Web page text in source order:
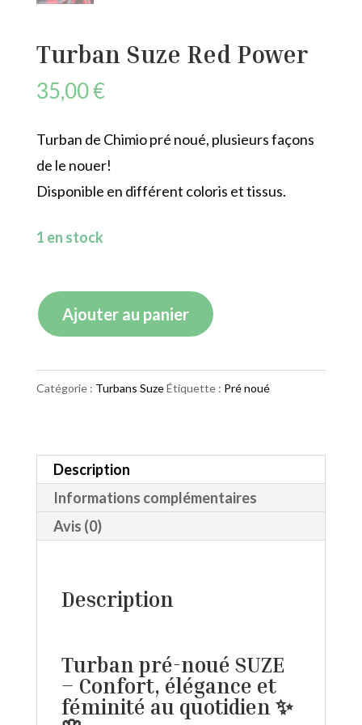
Turban Suze Red Power
35,00€
Turban de Chimio pré noué, plusieurs façons
de le nouer!
Disponible en différent coloris et tissus.
1 en stock
quantité
de
Ajouter au panier
Catégorie : Turbans SuzeÉtiquette : Pré noué
Description
Informations complémentaires
Avis (0)
Description
Turban pré-noué SUZE
– Confort, élégance et
féminité au quotidien ✨